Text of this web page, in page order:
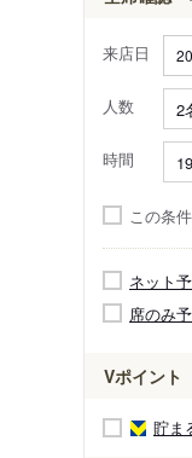
来店日
人数
時間
この条
ネット
席のみ
Vポイント
貯ま